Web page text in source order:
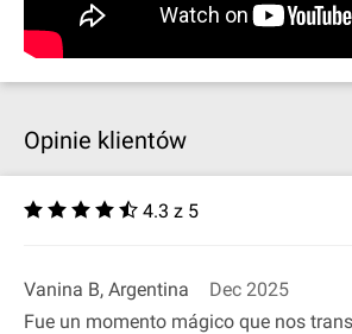
Opinie klientów
4.3 z 5
Vanina B, Argentina
Dec 2025
Fue un momento mágico que nos